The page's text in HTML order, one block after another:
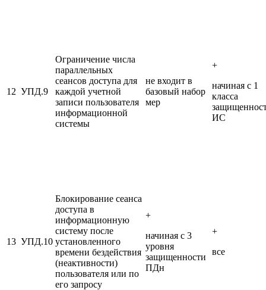
12 УПД.9
Ограничение числа
параллельных
сеансов доступа для
каждой учетной
записи пользователя
информационной
системы
не входит в
базовый набор
мер
+
начиная с 1
класса
ИС
13 УПД.10
Блокирование сеанса
доступа в
информационную
систему после
установленного
времени бездействия
(неактивности)
пользователя или по
его запросу
+
начиная с 3
уровня
защищенности
ПДн
+
все